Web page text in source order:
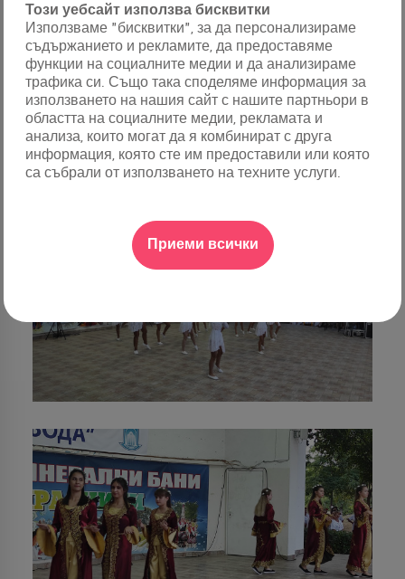
Този уебсайт използва бисквитки
Използваме "бисквитки", за да персонализираме
съдържанието и рекламите, да предоставяме
функции на социалните медии и да анализираме
трафика си. Също така споделяме информация за
използването на нашия сайт с нашите партньори в
областта на социалните медии, рекламата и
анализа, които могат да я комбинират с друга
информация, която сте им предоставили или която
са събрали от използването на техните услуги.
Приеми всички